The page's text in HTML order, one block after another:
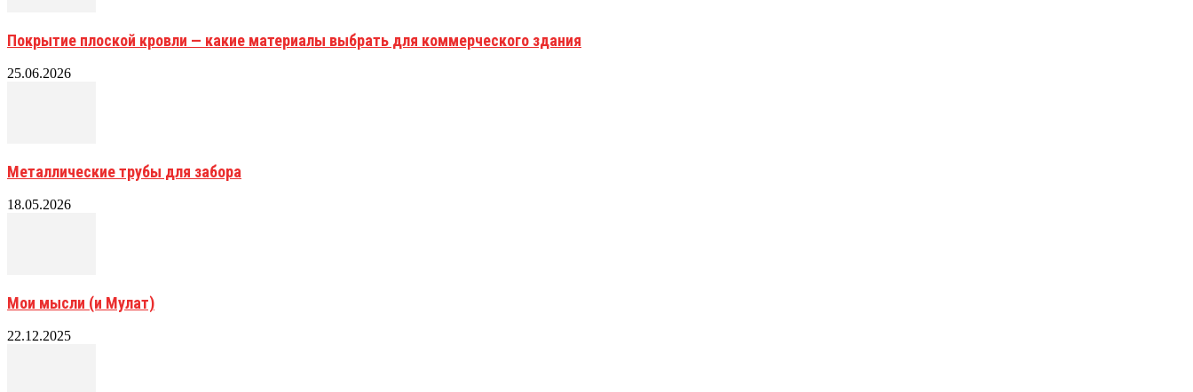
Покрытие плоской кровли — какие материалы выбрать для коммерческого здания
25.06.2026
Металлические трубы для забора
18.05.2026
Мои мысли (и Мулат)
22.12.2025